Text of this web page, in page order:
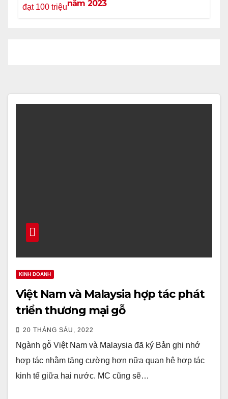
năm 2023
KINH DOANH
Việt Nam và Malaysia hợp tác phát
triển thương mại gỗ
20 THÁNG SÁU, 2022
Ngành gỗ Việt Nam và Malaysia đã ký Bản ghi nhớ
hợp tác nhằm tăng cường hơn nữa quan hệ hợp tác
kinh tế giữa hai nước. MC cũng sẽ…